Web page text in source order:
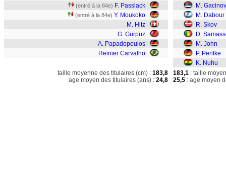
(entré à la 84e) F. Passlack
(entré à la 84e) Y. Moukoko
M. Hitz
G. Gürpüz
A. Papadopoulos
Reinier Carvalho
M.
M. Dabour
R. Skov
D.
M. John
P. Pentke
K. Nuhu
taille moyenne des titulaires (cm) : 183,8
age moyen des titulaires (ans) : 24,8
183,1 : taille
25,5 : age moyen